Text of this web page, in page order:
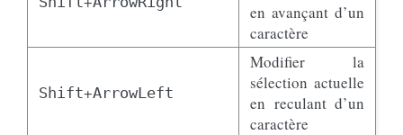
en avançant d’un
caractère
Shift+ArrowLeft
Modifier la
sélection actuelle
en reculant d’un
caractère